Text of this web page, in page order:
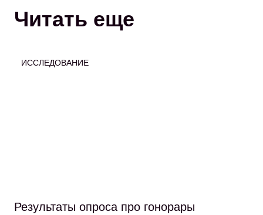
Читать еще
ИССЛЕДОВАНИЕ
Результаты опроса про гонорары